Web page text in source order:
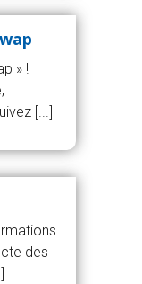
» !
[...]
des